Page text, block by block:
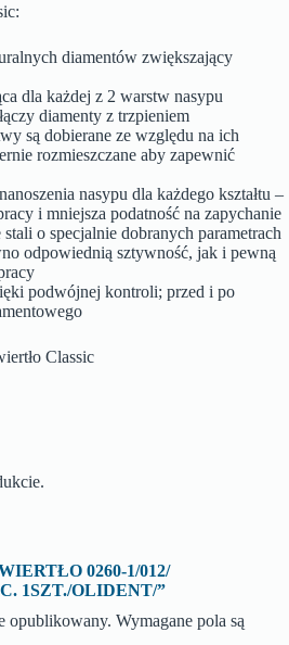
diamentów zwiększający
dla każdej z 2 warstw nasypu
diamenty z trzpieniem
są dobierane ze względu na ich
rozmieszczane aby zapewnić
nasypu dla każdego kształtu –
i mniejsza podatność na zapychanie
o specjalnie dobranych parametrach
odpowiednią sztywność, jak i pewną
podwójnej kontroli; przed i po
Classic
0260-1/012/
1SZT./OLIDENT/”
opublikowany. Wymagane pola są